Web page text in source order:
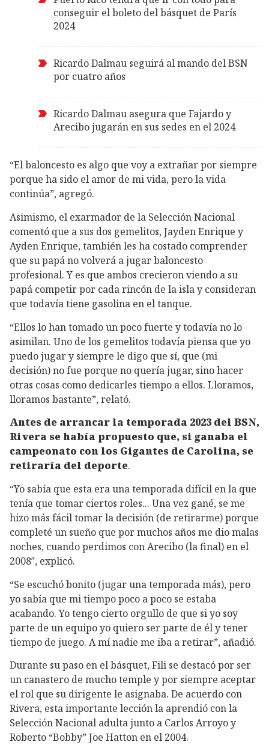
conseguir el boleto del básquet de París
2024
Ricardo Dalmau seguirá al mando del BSN
por cuatro años
Ricardo Dalmau asegura que Fajardo y
Arecibo jugarán en sus sedes en el 2024
“El baloncesto es algo que voy a extrañar por siempre
porque ha sido el amor de mi vida, pero la vida
continúa”, agregó.
Asimismo, el exarmador de la Selección Nacional
comentó que a sus dos gemelitos, Jayden Enrique y
Ayden Enrique, también les ha costado comprender
que su papá no volverá a jugar baloncesto
profesional. Y es que ambos crecieron viendo a su
papá competir por cada rincón de la isla y consideran
que todavía tiene gasolina en el tanque.
“Ellos lo han tomado un poco fuerte y todavía no lo
asimilan. Uno de los gemelitos todavía piensa que yo
puedo jugar y siempre le digo que sí, que (mi
decisión) no fue porque no quería jugar, sino hacer
otras cosas como dedicarles tiempo a ellos. Lloramos,
lloramos bastante”, relató.
Antes de arrancar la temporada 2023 del BSN,
Rivera se había propuesto que, si ganaba el
campeonato con los Gigantes de Carolina, se
retiraría del deporte.
“Yo sabía que esta era una temporada difícil en la que
tenía que tomar ciertos roles... Una vez gané, se me
hizo más fácil tomar la decisión (de retirarme) porque
completé un sueño que por muchos años me dio malas
noches, cuando perdimos con Arecibo (la final) en el
2008″, explicó.
“Se escuchó bonito (jugar una temporada más), pero
yo sabía que mi tiempo poco a poco se estaba
acabando. Yo tengo cierto orgullo de que si yo soy
parte de un equipo yo quiero ser parte de él y tener
tiempo de juego. A mí nadie me iba a retirar”, añadió.
Durante su paso en el básquet, Fili se destacó por ser
un canastero de mucho temple y por siempre aceptar
el rol que su dirigente le asignaba. De acuerdo con
Rivera, esta importante lección la aprendió con la
Selección Nacional adulta junto a Carlos Arroyo y
Roberto “Bobby” Joe Hatton en el 2004.